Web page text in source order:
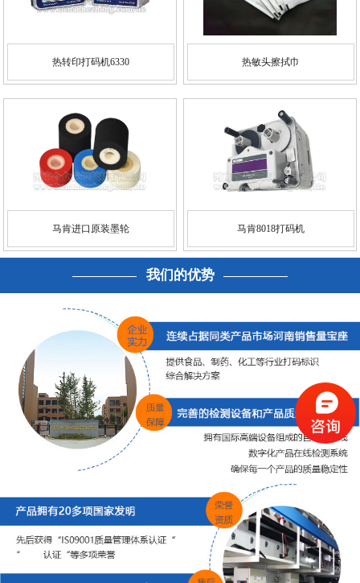
热转印打码机6330 热敏头擦拭巾
马肯进口原装墨轮 马肯8018打码机
我们的优势